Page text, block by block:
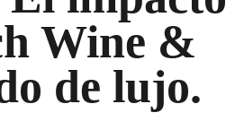
Wine &
de lujo.